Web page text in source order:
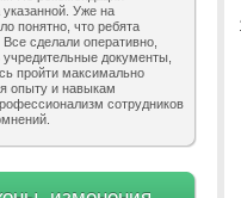
Уже на
понятно, что ребята
сделали оперативно,
документы,
пройти максимально
опыту и навыкам
сотрудников